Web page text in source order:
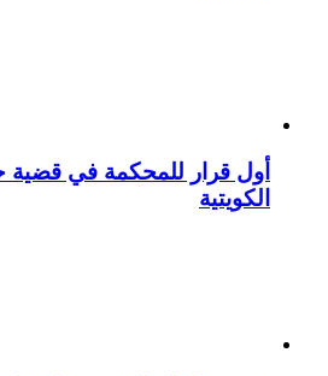
أول قرار للمحكمة في قضية
الكويتية